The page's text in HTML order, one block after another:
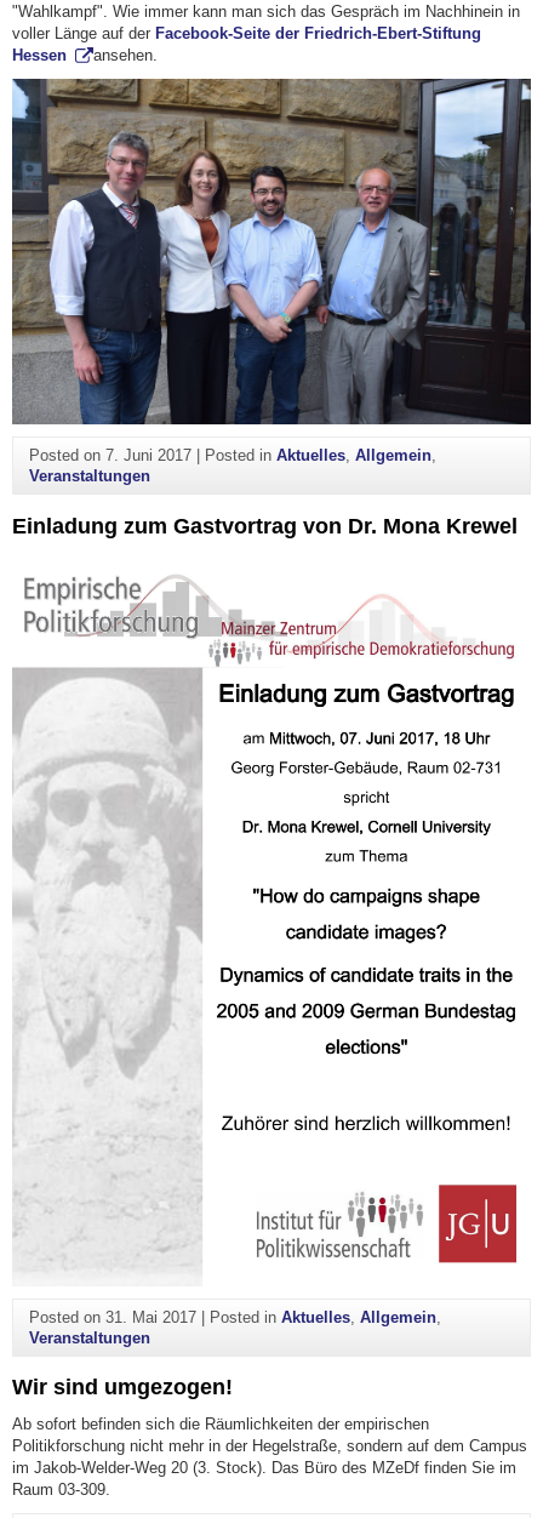
"Wahlkampf". Wie immer kann man sich das Gespräch im Nachhinein in
voller Länge auf der Facebook-Seite der Friedrich-Ebert-Stiftung
Hessen
ansehen.
Posted on 7. Juni 2017| Posted in Aktuelles, Allgemein,
Veranstaltungen
Einladung zum Gastvortrag von Dr. Mona Krewel
Posted on 31. Mai 2017| Posted in Aktuelles, Allgemein,
Veranstaltungen
Wir sind umgezogen!
Ab sofort befinden sich die Räumlichkeiten der empirischen
Politikforschung nicht mehr in der Hegelstraße, sondern auf dem Campus
im Jakob-Welder-Weg 20 (3. Stock). Das Büro des MZeDf finden Sie im
Raum 03-309.